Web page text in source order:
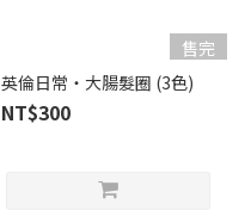
售完
英倫日常・大腸髮圈 (3色)
NT$300